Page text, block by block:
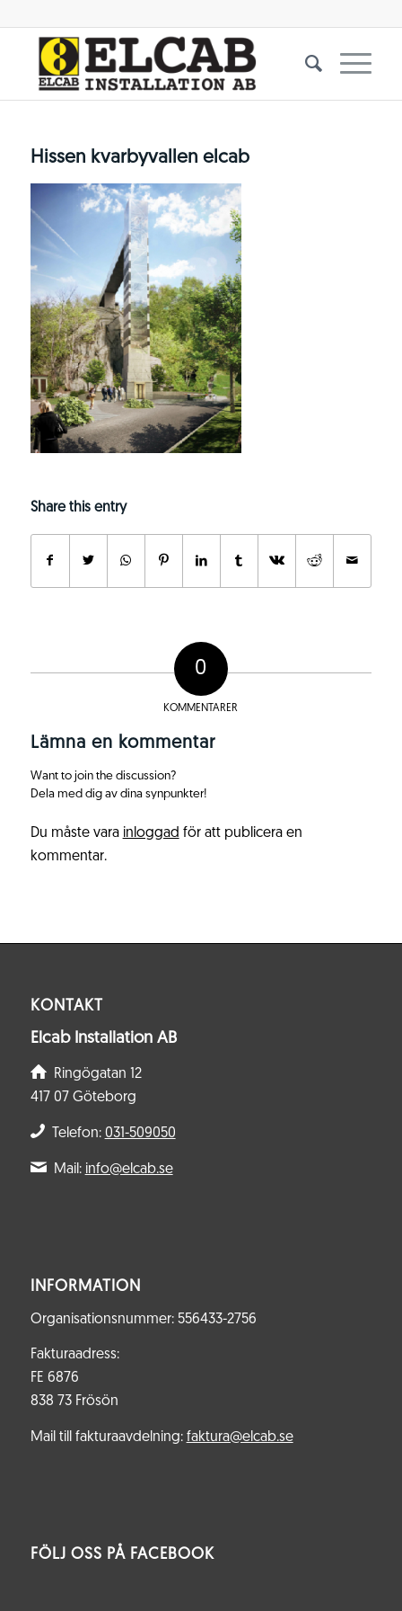
Hissen kvarbyvallen elcab
Share this entry
0
KOMMENTARER
Lämna en kommentar
Want to join the discussion?
Dela med dig av dina synpunkter!
Du måste vara inloggad för att publicera en
kommentar.
KONTAKT
Elcab Installation AB
Ringögatan 12
417 07 Göteborg
Telefon: 031-509050
Mail: info@elcab.se
INFORMATION
Organisationsnummer: 556433-2756
Fakturaadress:
FE 6876
838 73 Frösön
Mail till fakturaavdelning: faktura@elcab.se
FÖLJ OSS PÅ FACEBOOK